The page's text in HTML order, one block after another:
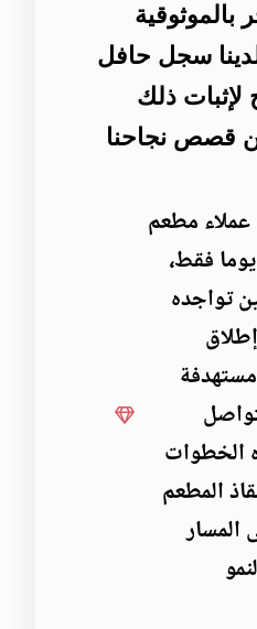
بالموثوقية
سجل حافل
مطعم
في غضون 65 يوما فقط،
تواجده
الخطوات
المطعم